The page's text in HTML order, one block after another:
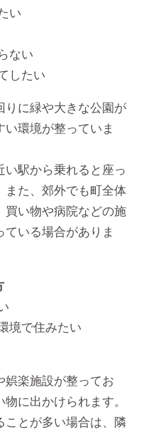
い
ない
したい
りに緑や大きな公園が
環境が整っていま
駅から乗れると座っ
また、郊外でも町全体
買い物や病院などの施
いる場合がありま
境で住みたい
娯楽施設が整ってお
に出かけられます。
ことが多い場合は、隣